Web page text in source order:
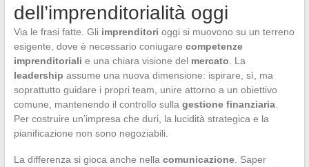
dell’imprenditorialità oggi
Via le frasi fatte. Gli imprenditori oggi si muovono su un terreno
esigente, dove è necessario coniugare competenze
imprenditoriali e una chiara visione del mercato . La
leadership assume una nuova dimensione: ispirare, sì, ma
soprattutto guidare i propri team, unire attorno a un obiettivo
comune, mantenendo il controllo sulla gestione finanziaria.
Per costruire un’impresa che duri, la lucidità strategica e la
pianificazione non sono negoziabili.
La differenza si gioca anche nella comunicazione. Saper